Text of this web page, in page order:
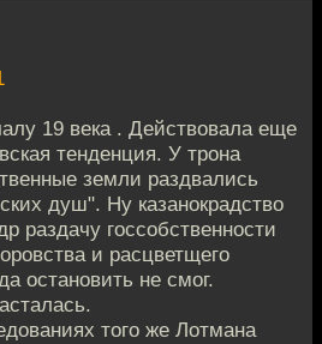
19 века . Действовала еще
тенденция. У трона
земли раздвались
душ". Ну казанокрадство
раздачу госсобственности
и расцветщего
остановить не смог.
того же Лотмана